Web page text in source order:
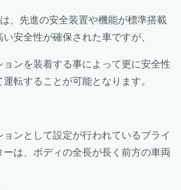
、先進の安全装置や機能が標準搭載
安全性が確保された車ですが、
ョンを装着する事によって更に安全性
転することが可能となります。
ンとして設定が行われているブライ
ーは、ボディの全長が長く前方の車両